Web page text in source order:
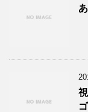
ゴ